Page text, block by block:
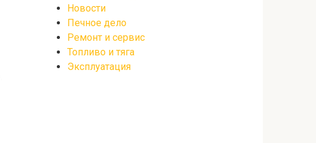
Новости
Печное дело
Ремонт и сервис
Топливо и тяга
Эксплуатация